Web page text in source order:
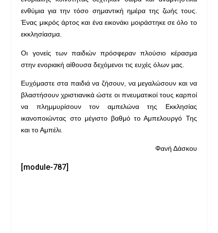
ενθύμια για την τόσο σημαντική ημέρα της ζωής τους.
Ένας μικρός άρτος και ένα εικονάκι μοιράστηκε σε όλο το
εκκλησίασμα.
Οι γονείς των παιδιών πρόσφεραν πλούσιο κέρασμα
στην ενοριακή αίθουσα δεχόμενοι τις ευχές όλων μας.
Ευχόμαστε στα παιδιά να ζήσουν, να μεγαλώσουν και να
βλαστήσουν χριστιανικά ώστε οι πνευματικοί τους καρποί
να πλημμυρίσουν τον αμπελώνα της Εκκλησίας
ικανοποιώντας στο μέγιστο βαθμό το Αμπελουργό Της
και το Αμπέλι.
Φανή Δάσκου
[module-787]